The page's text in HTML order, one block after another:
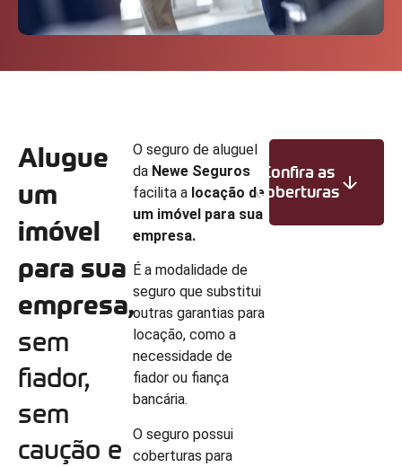
Alugue
um
imóvel
para sua
empresa,
sem
fiador,
sem
caução e
O seguro de aluguel
da Newe Seguros
facilita a locação de
um imóvel para sua
empresa.
É a modalidade de
seguro que substitui
outras garantias para
locação, como a
necessidade de
fiador ou fiança
bancária.
O seguro possui
coberturas para
Confira as
Coberturas